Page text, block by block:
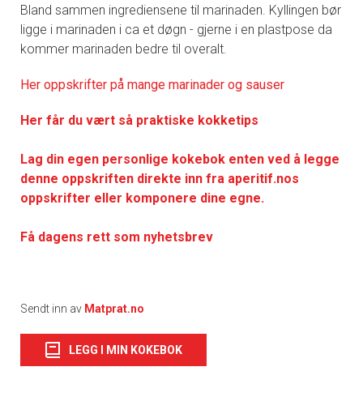
Bland sammen ingrediensene til marinaden. Kyllingen bør
ligge i marinaden i ca et døgn - gjerne i en plastpose da
kommer marinaden bedre til overalt.
Her oppskrifter på mange marinader og sauser
Her får du vært så praktiske kokketips
Lag din egen personlige kokebok enten ved å legge
denne oppskriften direkte inn fra aperitif.nos
oppskrifter eller komponere dine egne.
Få dagens rett som nyhetsbrev
Sendt inn av Matprat.no
LEGG I MIN KOKEBOK